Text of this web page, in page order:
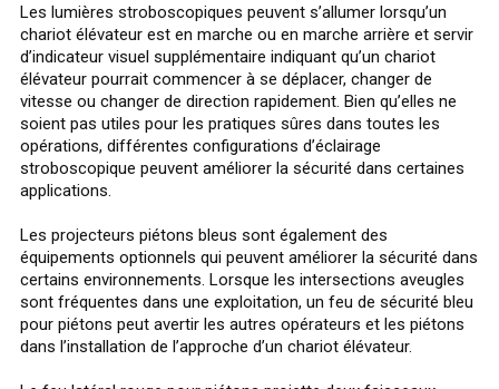
Les lumières stroboscopiques peuvent s’allumer lorsqu’un
chariot élévateur est en marche ou en marche arrière et servir
d’indicateur visuel supplémentaire indiquant qu’un chariot
élévateur pourrait commencer à se déplacer, changer de
vitesse ou changer de direction rapidement. Bien qu’elles ne
soient pas utiles pour les pratiques sûres dans toutes les
opérations, différentes configurations d’éclairage
stroboscopique peuvent améliorer la sécurité dans certaines
applications.
Les projecteurs piétons bleus sont également des
équipements optionnels qui peuvent améliorer la sécurité dans
certains environnements. Lorsque les intersections aveugles
sont fréquentes dans une exploitation, un feu de sécurité bleu
pour piétons peut avertir les autres opérateurs et les piétons
dans l’installation de l’approche d’un chariot élévateur.